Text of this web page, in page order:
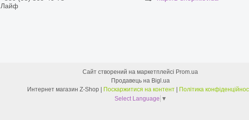
Лайф
Сайт створений на маркетплейсі Prom.ua
Продавець на Bigl.ua
Поскаржитися на контент
Політика
Select Language ▼